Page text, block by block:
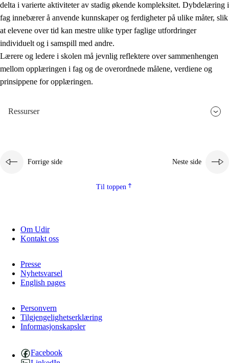
delta i varierte aktiviteter av stadig økende kompleksitet. Dybdelæring i
fag innebærer å anvende kunnskaper og ferdigheter på ulike måter, slik
at elevene over tid kan mestre ulike typer faglige utfordringer
individuelt og i samspill med andre.
Lærere og ledere i skolen må jevnlig reflektere over sammenhengen
mellom opplæringen i fag og de overordnede målene, verdiene og
prinsippene for opplæringen.
Ressurser
Forrige side Neste side
Til toppen
Om Udir
Kontakt oss
Presse
Nyhetsvarsel
English pages
Personvern
Tilgjengelighetserklæring
Informasjonskapsler
Facebook